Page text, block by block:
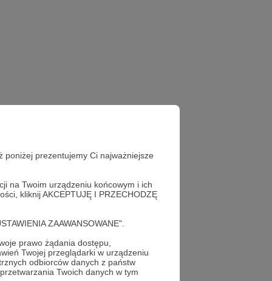
poniżej prezentujemy Ci najważniejsze
na Twoim urządzeniu końcowym i ich
kliknij AKCEPTUJĘ I PRZECHODZĘ
ZAAWANSOWANE".
prawo żądania dostępu,
Twojej przeglądarki w urządzeniu
odbiorców danych z państw
Twoich danych w tym
zbrojeniowy